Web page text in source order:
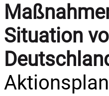
Situation